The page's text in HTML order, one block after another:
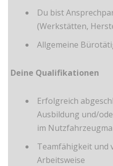
Du bist
(Werkstätten,
Allgemeine
Deine Qualifikationen
Erfolgreich
Ausbildung und/
im
Teamfähigkeit und
Arbeitsweise